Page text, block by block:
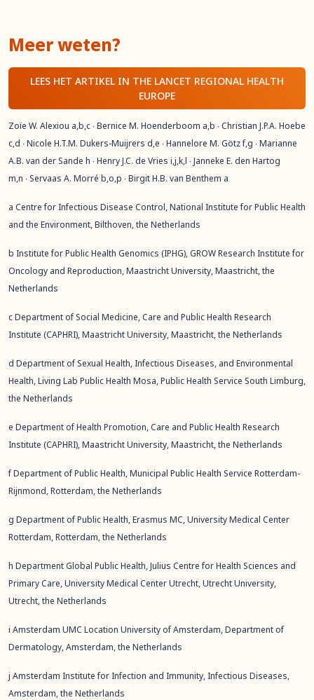
Meer weten?
LEES HET ARTIKEL IN THE LANCET REGIONAL HEALTH
EUROPE
Zoïe W. Alexiou a,b,c ∙ Bernice M. Hoenderboom a,b ∙ Christian J.P.A. Hoebe
c,d ∙ Nicole H.T.M. Dukers-Muijrers d,e ∙ Hannelore M. Götzf,g ∙ Marianne
A.B. van der Sande h ∙ Henry J.C. de Vries i,j,k,l ∙ Janneke E. den Hartog
m,n ∙ Servaas A. Morré b,o,p ∙ Birgit H.B. van Benthem a
a Centre for Infectious Disease Control, National Institute for Public Health
and the Environment, Bilthoven, the Netherlands
b Institute for Public Health Genomics (IPHG), GROW Research Institute for
Oncology and Reproduction, Maastricht University, Maastricht, the
Netherlands
c Department of Social Medicine, Care and Public Health Research
Institute (CAPHRI), Maastricht University, Maastricht, the Netherlands
d Department of Sexual Health, Infectious Diseases, and Environmental
Health, Living Lab Public Health Mosa, Public Health Service South Limburg,
the Netherlands
e Department of Health Promotion, Care and Public Health Research
Institute (CAPHRI), Maastricht University, Maastricht, the Netherlands
f Department of Public Health, Municipal Public Health Service Rotterdam-
Rijnmond, Rotterdam, the Netherlands
g Department of Public Health, Erasmus MC, University Medical Center
Rotterdam, Rotterdam, the Netherlands
h Department Global Public Health, Julius Centre for Health Sciences and
Primary Care, University Medical Center Utrecht, Utrecht University,
Utrecht, the Netherlands
i Amsterdam UMC Location University of Amsterdam, Department of
Dermatology, Amsterdam, the Netherlands
j Amsterdam Institute for Infection and Immunity, Infectious Diseases,
Amsterdam, the Netherlands